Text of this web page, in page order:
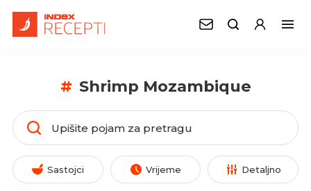
# Shrimp Mozambique
Sastojci Vrijeme Detaljno